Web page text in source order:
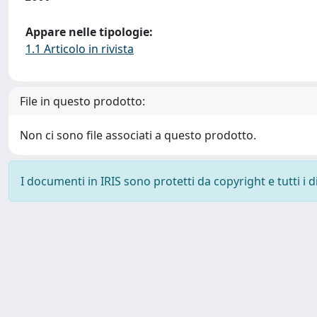
Appare nelle tipologie:
1.1 Articolo in rivista
File in questo prodotto:
Non ci sono file associati a questo prodotto.
I documenti in IRIS sono protetti da copyright e tutti i